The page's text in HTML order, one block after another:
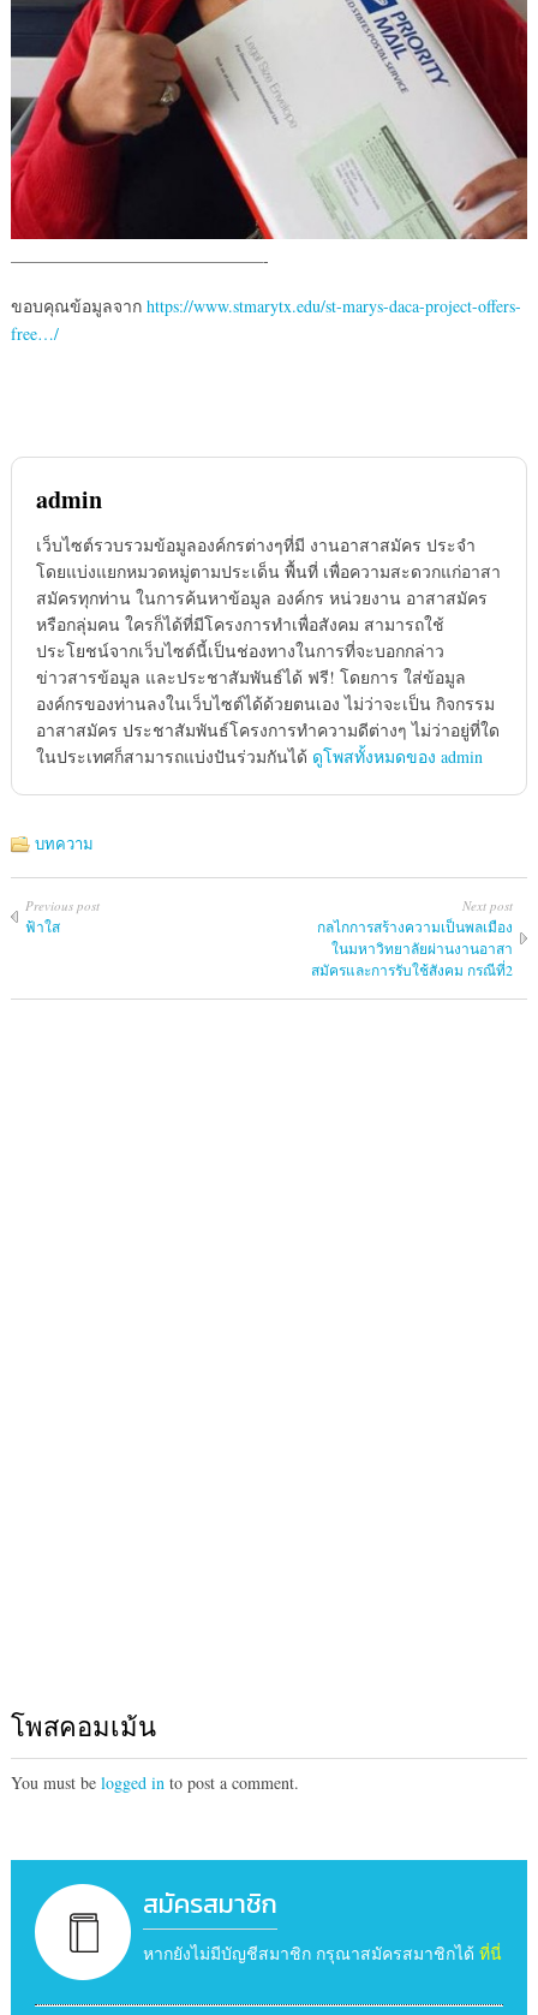
———————————————-
ขอบคุณข้อมูลจาก https://www.stmarytx.edu/st-marys-daca-project-offers-
free…/
admin
เว็บไซต์รวบรวมข้อมูลองค์กรต่างๆที่มี งานอาสาสมัคร ประจำ
โดยแบ่งแยกหมวดหมู่ตามประเด็น พื้นที่ เพื่อความสะดวกแก่อาสา
สมัครทุกท่าน ในการค้นหาข้อมูล องค์กร หน่วยงาน อาสาสมัคร
หรือกลุ่มคน ใครก็ได้ที่มีโครงการทำเพื่อสังคม สามารถใช้
ประโยชน์จากเว็บไซต์นี้เป็นช่องทางในการที่จะบอกกล่าว
ข่าวสารข้อมูล และประชาสัมพันธ์ได้ ฟรี! โดยการ ใส่ข้อมูล
องค์กรของท่านลงในเว็บไซต์ได้ด้วยตนเอง ไม่ว่าจะเป็น กิจกรรม
อาสาสมัคร ประชาสัมพันธ์โครงการทำความดีต่างๆ ไม่ว่าอยู่ที่ใด
ในประเทศก็สามารถแบ่งปันร่วมกันได้ ดูโพสทั้งหมดของ admin
บทความ
Previous post
ฟ้าใส
Next post
กลไกการสร้างความเป็นพลเมือง
ในมหาวิทยาลัยผ่านงานอาสา
สมัครและการรับใช้สังคม กรณีที่2
โพสคอมเม้น
You must be logged into post a comment.
สมัครสมาชิก
หากยังไม่มีบัญชีสมาชิก กรุณาสมัครสมาชิกได้ ที่นี่